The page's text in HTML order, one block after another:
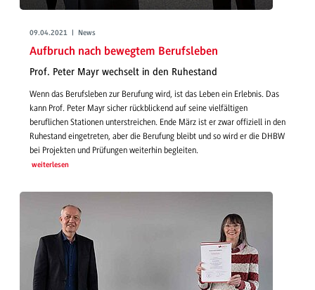
09.04.2021 | News
Aufbruch nach bewegtem Berufsleben
Prof. Peter Mayr wechselt in den Ruhestand
Wenn das Berufsleben zur Berufung wird, ist das Leben ein Erlebnis. Das
kann Prof. Peter Mayr sicher rückblickend auf seine vielfältigen
beruflichen Stationen unterstreichen. Ende März ist er zwar offiziell in den
Ruhestand eingetreten, aber die Berufung bleibt und so wird er die DHBW
bei Projekten und Prüfungen weiterhin begleiten.
weiterlesen